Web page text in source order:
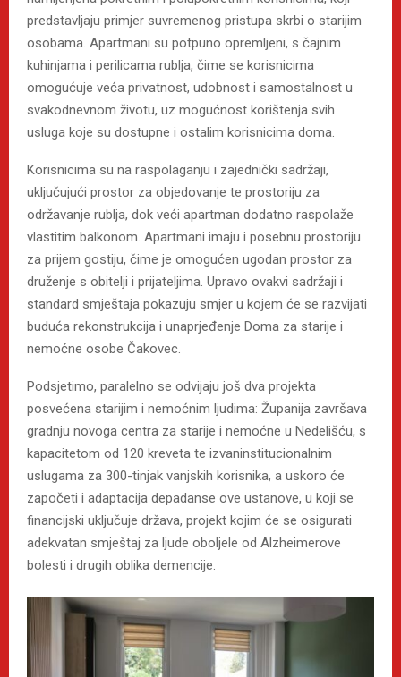
predstavljaju primjer suvremenog pristupa skrbi o starijim
osobama. Apartmani su potpuno opremljeni, s čajnim
kuhinjama i perilicama rublja, čime se korisnicima
omogućuje veća privatnost, udobnost i samostalnost u
svakodnevnom životu, uz mogućnost korištenja svih
usluga koje su dostupne i ostalim korisnicima doma.
Korisnicima su na raspolaganju i zajednički sadržaji,
uključujući prostor za objedovanje te prostoriju za
održavanje rublja, dok veći apartman dodatno raspolaže
vlastitim balkonom. Apartmani imaju i posebnu prostoriju
za prijem gostiju, čime je omogućen ugodan prostor za
druženje s obitelji i prijateljima. Upravo ovakvi sadržaji i
standard smještaja pokazuju smjer u kojem će se razvijati
buduća rekonstrukcija i unaprjeđenje Doma za starije i
nemoćne osobe Čakovec.
Podsjetimo, paralelno se odvijaju još dva projekta
posvećena starijim i nemoćnim ljudima: Županija završava
gradnju novoga centra za starije i nemoćne u Nedelišću, s
kapacitetom od 120 kreveta te izvaninstitucionalnim
uslugama za 300-tinjak vanjskih korisnika, a uskoro će
započeti i adaptacija depadanse ove ustanove, u koji se
financijski uključuje država, projekt kojim će se osigurati
adekvatan smještaj za ljude oboljele od Alzheimerove
bolesti i drugih oblika demencije.